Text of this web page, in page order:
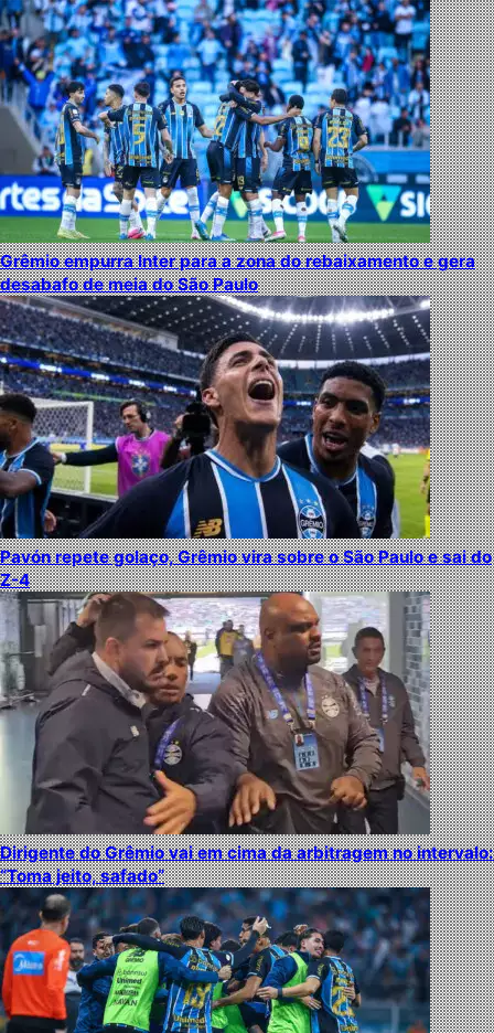
Grêmio empurra Inter para a zona do rebaixamento e gera
desabafo de meia do São Paulo
Pavón repete golaço, Grêmio vira sobre o São Paulo e sai do
Z-4
Dirigente do Grêmio vai em cima da arbitragem no intervalo:
“Toma jeito, safado”